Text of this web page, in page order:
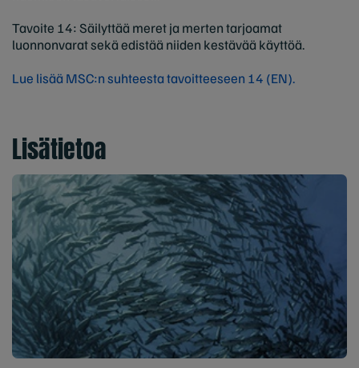
Tavoite 14: Säilyttää meret ja merten tarjoamat
luonnonvarat sekä edistää niiden kestävää käyttöä.
Lue lisää MSC:n suhteesta tavoitteeseen 14 (EN).
Lisätietoa